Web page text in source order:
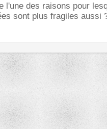
l'une des raisons pour
sont plus fragiles aussi